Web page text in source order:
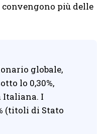
convengono più delle
globale,
lo 0,30%,
Italiana. I
(titoli di Stato